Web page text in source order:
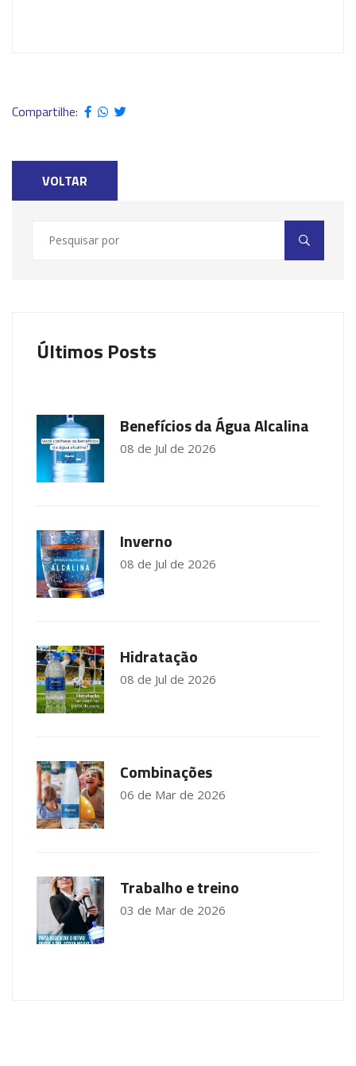
Compartilhe:
VOLTAR
Últimos Posts
Benefícios da Água Alcalina
08 de Jul de 2026
Inverno
08 de Jul de 2026
Hidratação
08 de Jul de 2026
Combinações
06 de Mar de 2026
Trabalho e treino
03 de Mar de 2026